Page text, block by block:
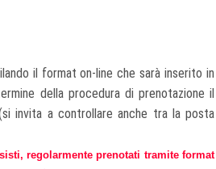
il format on-line che sarà inserito in
della procedura di prenotazione il
invita a controllare anche tra la posta
regolarmente prenotati tramite format